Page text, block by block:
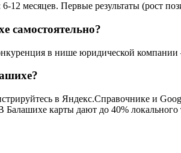
месяцев. Первые результаты (рост
в нише юридической компании
в Яндекс.Справочнике и
карты дают до 40% локального